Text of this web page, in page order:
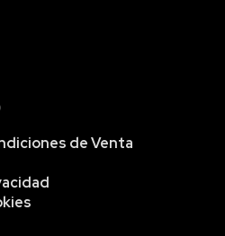
de Venta